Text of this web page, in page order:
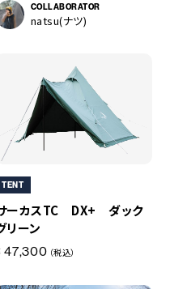
COLLABORATOR
natsu(ナツ)
TENT
ーカスTC DX+ ダック
リーン
47,300 （税込）